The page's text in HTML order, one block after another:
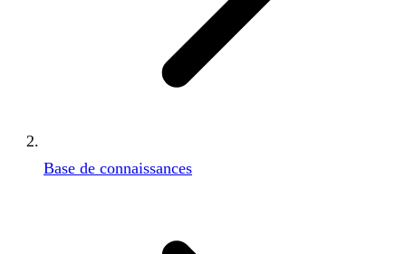
Base de connaissances